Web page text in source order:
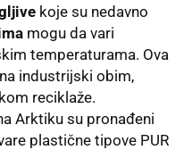
koje su nedavno
mogu da vari
temperaturama. Ova
industrijski obim,
reciklaže.
Arktiku su pronađeni
plastične tipove PUR